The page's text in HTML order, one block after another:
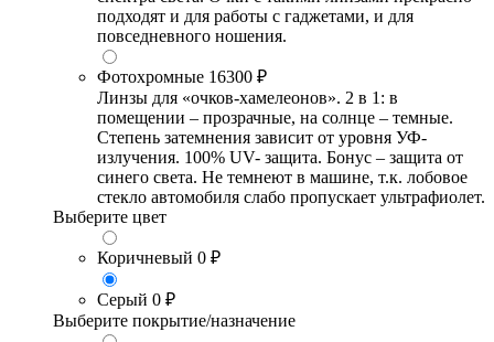
подходят и для работы с гаджетами, и для
повседневного ношения.
Фотохромные 16300 ₽
Линзы для «очков-хамелеонов». 2 в 1: в
помещении – прозрачные, на солнце – темные.
Степень затемнения зависит от уровня УФ-
излучения. 100% UV- защита. Бонус – защита от
синего света. Не темнеют в машине, т.к. лобовое
стекло автомобиля слабо пропускает ультрафиолет.
Выберите цвет
Коричневый 0 ₽
Серый 0 ₽
Выберите покрытие/назначение